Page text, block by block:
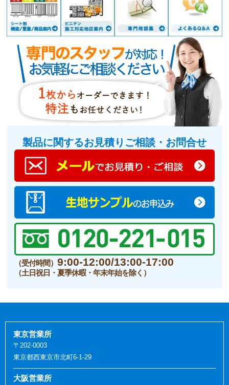
製品に関するお見積りご相談・お問合せ
（受付時間）9:00-12:00/13:00-17:00
（土日祝日・夏季休暇・年末年始を除く）
東京営業所
〒202-0003
東京都西東京市北町6-1-29
大阪営業所